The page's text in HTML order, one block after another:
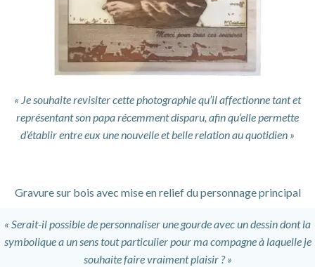
« Je souhaite revisiter cette photographie qu’il affectionne tant et
représentant son papa récemment disparu, afin qu’elle permette
d’établir entre eux une nouvelle et belle relation au quotidien »
Gravure sur bois avec mise en relief du personnage principal
« Serait-il possible de personnaliser une gourde avec un dessin dont la
symbolique a un sens tout particulier pour ma compagne à laquelle je
souhaite faire vraiment plaisir ? »